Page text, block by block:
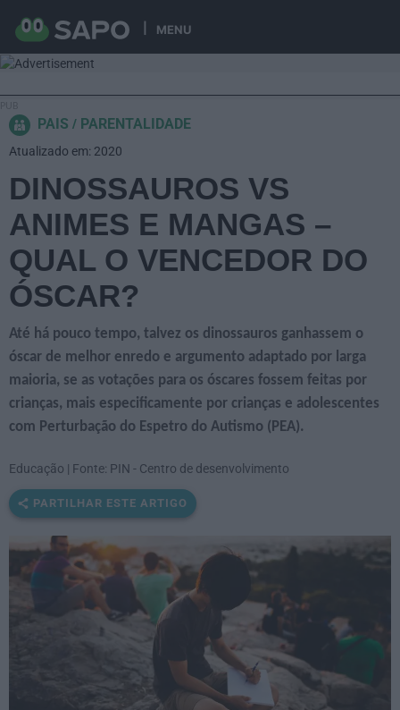
MENU
PAIS PARENTALIDADE
DINOSSAUROS VS
ANIMES E MANGAS –
QUAL O VENCEDOR DO
ÓSCAR?
Até há pouco tempo, talvez os dinossauros ganhassem o
óscar de melhor enredo e argumento adaptado por larga
maioria, se as votações para os óscares fossem feitas por
crianças, mais especificamente por crianças e adolescentes
com Perturbação do Espetro do Autismo (PEA).
Educação | Fonte: PIN - Centro de desenvolvimento
PARTILHAR ESTE ARTIGO
Atualizado em: 2020